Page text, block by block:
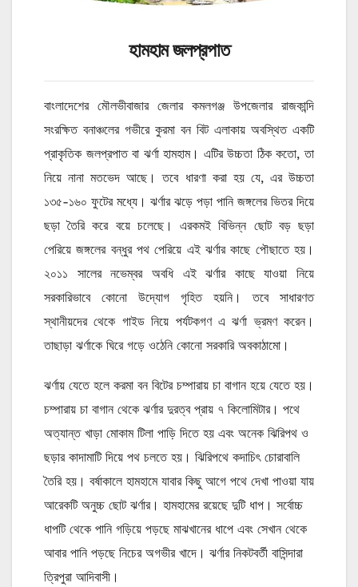
হামহাম জলপ্রপাত
বাংলাদেশের মৌলভীবাজার জেলার কমলগঞ্জ উপজেলার রাজকান্দি
সংরক্ষিত বনাঞ্চলের গভীরে কুরমা বন বিট এলাকায় অবস্থিত একটি
প্রাকৃতিক জলপ্রপাত বা ঝর্ণা হামহাম। এটির উচ্চতা ঠিক কতো, তা
নিয়ে নানা মতভেদ আছে। তবে ধারণা করা হয় যে, এর উচ্চতা
১৩৫-১৬০ ফুটের মধ্যে। ঝর্ণার ঝড়ে পড়া পানি জঙ্গলের ভিতর দিয়ে
ছড়া তৈরি করে বয়ে চলেছে। এরকমই বিভিন্ন ছোট বড় ছড়া
পেরিয়ে জঙ্গলের বন্ধুর পথ পেরিয়ে এই ঝর্ণার কাছে পৌছাতে হয়।
২০১১ সালের নভেম্বর অবধি এই ঝর্ণার কাছে যাওয়া নিয়ে
সরকারিভাবে কোনো উদ্যোগ গৃহিত হয়নি। তবে সাধারণত
স্থানীয়দের থেকে গাইড নিয়ে পর্যটকগণ এ ঝর্ণা ভ্রমণ করেন।
তাছাড়া ঝর্ণাকে ঘিরে গড়ে ওঠেনি কোনো সরকারি অবকাঠামো।
ঝর্ণায় যেতে হলে করমা বন বিটের চম্পারায় চা বাগান হয়ে যেতে হয়।
চম্পারায় চা বাগান থেকে ঝর্ণার দুরত্ব প্রায় ৭ কিলোমিটার। পথে
অত্যান্ত খাড়া মোকাম টিলা পাড়ি দিতে হয় এবং অনেক ঝিরিপথ ও
ছড়ার কাদামাটি দিয়ে পথ চলতে হয়। ঝিরিপথে কদাচিৎ চোরাবালি
তৈরি হয়। বর্ষাকালে হামহামে যাবার কিছু আগে পথে দেখা পাওয়া যায়
আরেকটি অনুচ্চ ছোট ঝর্ণার। হামহামের রয়েছে দুটি ধাপ। সর্বোচ্চ
ধাপটি থেকে পানি গড়িয়ে পড়ছে মাঝখানের ধাপে এবং সেখান থেকে
আবার পানি পড়ছে নিচের অগভীর খাদে। ঝর্ণার নিকটবর্তী বাসিন্দারা
ত্রিপুরা আদিবাসী।